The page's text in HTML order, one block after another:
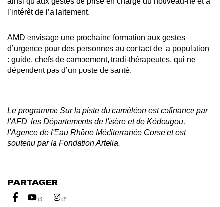
l’intérêt de l’allaitement.
AMD envisage une prochaine formation aux gestes
d’urgence pour des personnes au contact de la population
: guide, chefs de campement, tradi-thérapeutes, qui ne
dépendent pas d’un poste de santé.
Le programme Sur la piste du caméléon est cofinancé par
l'AFD, les Départements de l'Isère et de Kédougou,
l'Agence de l'Eau Rhône Méditerranée Corse et est
soutenu par la Fondation Artelia.
PARTAGER
Partager sur Youtube
Partager sur Instagram